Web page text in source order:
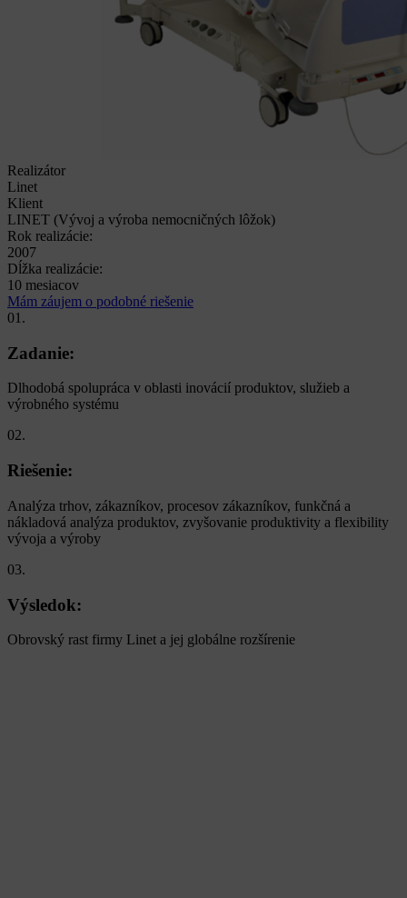
Realizátor
Linet
Klient
LINET (Vývoj a výroba nemocničných lôžok)
Rok realizácie:
2007
Dĺžka realizácie:
10 mesiacov
Mám záujem o podobné riešenie
01.
Zadanie:
Dlhodobá spolupráca v oblasti inovácií produktov, služieb a
výrobného systému
02.
Riešenie:
Analýza trhov, zákazníkov, procesov zákazníkov, funkčná a
nákladová analýza produktov, zvyšovanie produktivity a flexibility
vývoja a výroby
03.
Výsledok:
Obrovský rast firmy Linet a jej globálne rozšírenie